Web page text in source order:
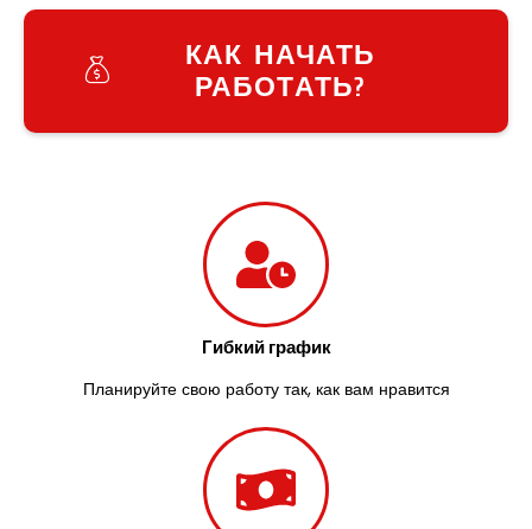
КАК НАЧАТЬ
РАБОТАТЬ?
Гибкий график
Планируйте свою работу так, как вам нравится
Заречаны
Здолбунов
Житомир